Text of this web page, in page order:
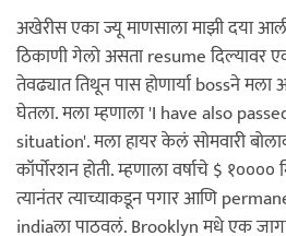
अखेरीस एका ज्यू माणसाला माझी दया
ठिकाणी गेलो असता resume दिल्यावर
तेवढ्यात तिथून पास होणार्या bossने
घेतला. मला म्हणाला 'I have also
situation'. मला हायर केलं सोमवारी
कॉर्पोरशन होती. म्हणाला वर्षाचे $
त्यानंतर त्याच्याकडून पगार आणि
indiaला पाठवलं. Brooklyn मधे एक